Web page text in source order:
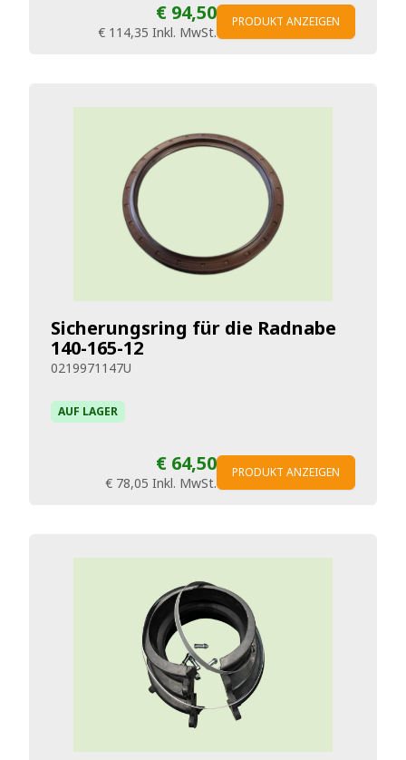
€ 94,50
€ 114,35 Inkl. MwSt.
PRODUKT ANZEIGEN
Sicherungsring für die Radnabe
140-165-12
0219971147U
AUF LAGER
€ 64,50
€ 78,05 Inkl. MwSt.
PRODUKT ANZEIGEN